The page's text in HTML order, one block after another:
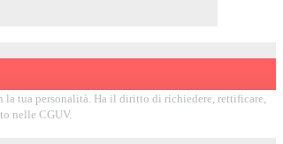
tua personalità. Ha il diritto di richiedere, rettificare,
nelle CGUV.